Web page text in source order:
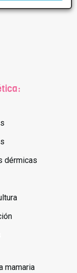
dérmicas
mamaria